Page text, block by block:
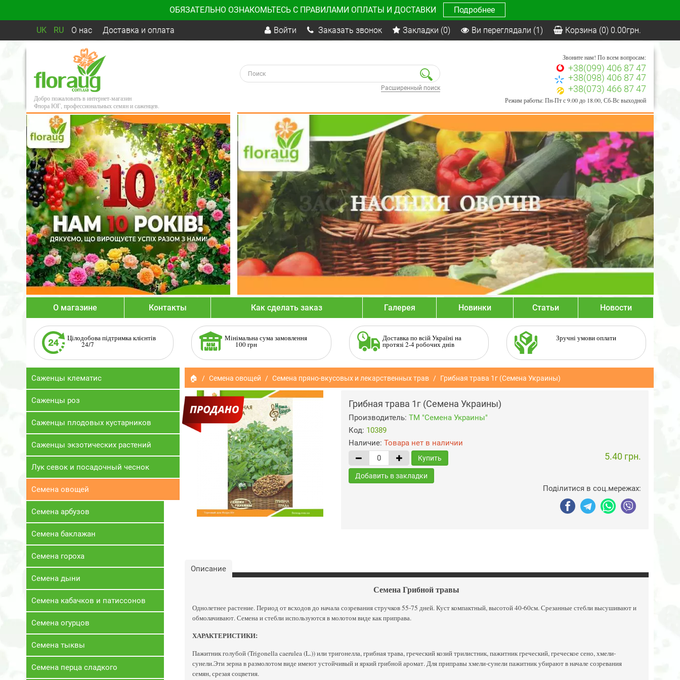
ОБЯЗАТЕЛЬНО ОЗНАКОМЬТЕСЬ С ПРАВИЛАМИ ОПЛАТЫ И ДОСТАВКИ Подробнее
UK RU О нас Доставка и оплата Войти Заказать звонок Закладки (0) Ви переглядали (1) Корзина (0) 0.00грн.
Добро пожаловать в интернет-магазин
Флора ЮГ, профессиональных семян и саженцев.
Расширенный поиск
Звоните нам! По всем вопросам:
+38(099) 406 87 47
+38(098) 406 87 47
+38(073) 466 87 47
Режим работы: Пн-Пт с 9.00 до 18.00, Сб-Вс выходной
О магазине Контакты Как сделать заказ Галерея Новинки Статьи Новости
Цілодобова підтримка клієнтів
24/7
Мінімальна сума замовлення
100 грн
Доставка по всій Україні на
протязі 2-4 робочих днів
Зручні умови оплати
Саженцы клематис
Саженцы роз
Саженцы плодовых кустарников
Саженцы экзотических растений
Лук севок и посадочный чеснок
Семена овощей
Семена арбузов
Семена баклажан
Семена гороха
Семена дыни
Семена кабачков и патиссонов
Семена огурцов
Семена тыквы
Семена перца сладкого
🏠 Семена овощей Семена пряно-вкусовых и лекарственных трав Грибная трава 1г (Семена Украины)
Грибная трава 1г (Семена Украины)
Производитель: ТМ "Семена Украины"
Код: 10389
Наличие: Товара нет в наличии
Купить 5.40 грн.
Добавить в закладки
Поділитися в соц.мережах:
Описание
Семена Грибной травы
Однолетнее растение. Период от всходов до начала созревания стручков 55-75 дней. Куст компактный, высотой 40-60см. Срезанные стебли высушивают и
обмолачивают. Семена и стебли используются в молотом виде как приправа.
ХАРАКТЕРИСТИКИ:
Пажитник голубой (Trigonella caerulea (L.)) или тригонелла, грибная трава, греческий козий трилистник, пажитник греческий, греческое сено, хмели-
сунели.Эти зерна в размолотом виде имеют устойчивый и яркий грибной аромат. Для приправы хмели-сунели пажитник убирают в начале созревания
семян, срезая соцветия.